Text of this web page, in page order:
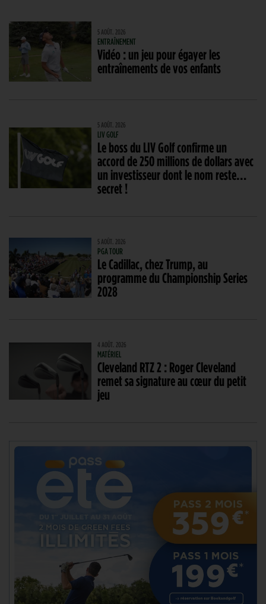
5 AOÛT. 2026
ENTRAÎNEMENT
Vidéo : un jeu pour égayer les
entraînements de vos enfants
5 AOÛT. 2026
LIV GOLF
Le boss du LIV Golf confirme un
accord de 250 millions de dollars avec
un investisseur dont le nom reste…
secret !
5 AOÛT. 2026
PGA TOUR
Le Cadillac, chez Trump, au
programme du Championship Series
2028
4 AOÛT. 2026
MATÉRIEL
Cleveland RTZ 2 : Roger Cleveland
remet sa signature au cœur du petit
jeu